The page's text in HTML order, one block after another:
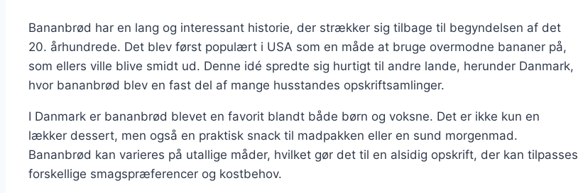
Bananbrød har en lang og interessant historie, der strækker sig tilbage til begyndelsen af det
20. århundrede. Det blev først populært i USA som en måde at bruge overmodne bananer på,
som ellers ville blive smidt ud. Denne idé spredte sig hurtigt til andre lande, herunder Danmark,
hvor bananbrød blev en fast del af mange husstandes opskriftsamlinger.
I Danmark er bananbrød blevet en favorit blandt både børn og voksne. Det er ikke kun en
lækker dessert, men også en praktisk snack til madpakken eller en sund morgenmad.
Bananbrød kan varieres på utallige måder, hvilket gør det til en alsidig opskrift, der kan tilpasses
forskellige smagspræferencer og kostbehov.